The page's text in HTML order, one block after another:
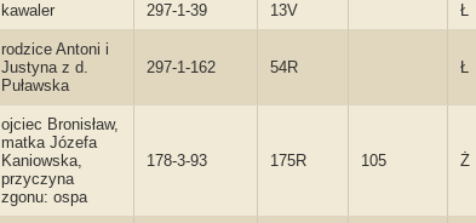
kawaler 297-1-39 13V Ł
rodzice Antoni i
Justyna z d.
Puławska
297-1-162 54R Ł
ojciec Bronisław,
matka Józefa
Kaniowska,
przyczyna
zgonu: ospa
178-3-93 175R 105 Ż